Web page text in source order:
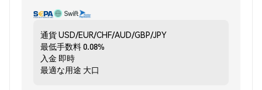
通貨USD/EUR/CHF/AUD/GBP/JPY
最低手数料0.08%
入金 即時
最適な用途 大口